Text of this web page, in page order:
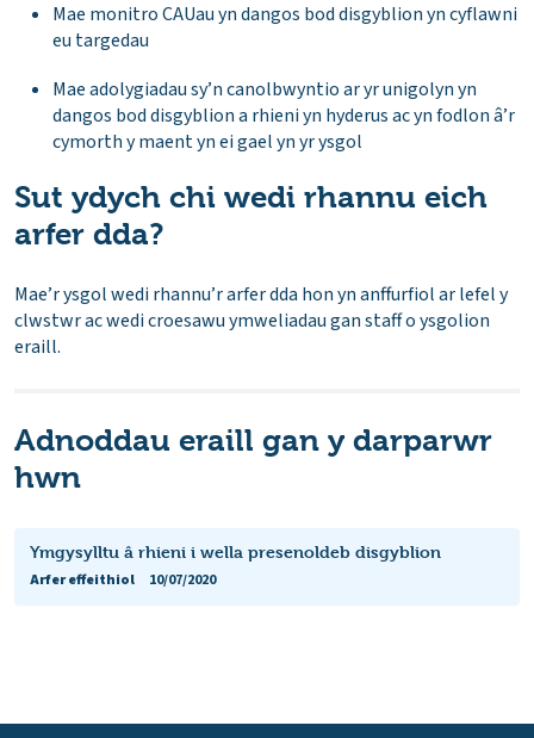
Mae monitro CAUau yn dangos bod disgyblion yn cyflawni
eu targedau
Mae adolygiadau sy’n canolbwyntio ar yr unigolyn yn
dangos bod disgyblion a rhieni yn hyderus ac yn fodlon â’r
cymorth y maent yn ei gael yn yr ysgol
Sut ydych chi wedi rhannu eich
arfer dda?
Mae’r ysgol wedi rhannu’r arfer dda hon yn anffurfiol ar lefel y
clwstwr ac wedi croesawu ymweliadau gan staff o ysgolion
eraill.
Adnoddau eraill gan y darparwr
hwn
Ymgysylltu â rhieni i wella presenoldeb disgyblion
Arfer effeithiol
10/07/2020